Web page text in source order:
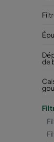
de